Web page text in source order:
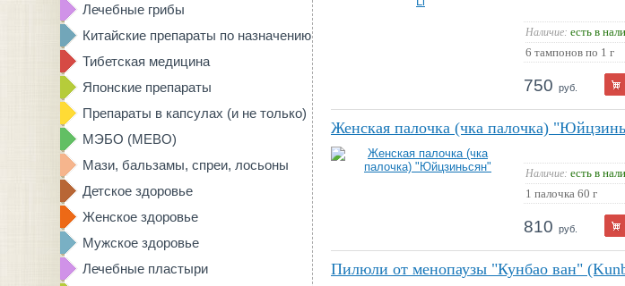
Лечебные грибы
Китайские препараты по назначению
Тибетская медицина
Японские препараты
Препараты в капсулах (и не только)
МЭБО (MEBO)
Мази, бальзамы, спреи, лосьоны
Детское здоровье
Женское здоровье
Мужское здоровье
Лечебные пластыри
Наличие: есть в
6 тампонов по 1 г
750 руб.
Женская палочка (чка палочка)
Наличие: есть в
1 палочка 60 г
810 руб.
Пилюли от менопаузы "Кунбао ван"